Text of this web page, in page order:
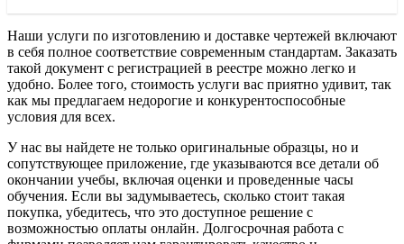
Наши услуги по изготовлению и доставке чертежей включают
в себя полное соответствие современным стандартам. Заказать
такой документ с регистрацией в реестре можно легко и
удобно. Более того, стоимость услуги вас приятно удивит, так
как мы предлагаем недорогие и конкурентоспособные
условия для всех.
У нас вы найдете не только оригинальные образцы, но и
сопутствующее приложение, где указываются все детали об
окончании учебы, включая оценки и проведенные часы
обучения. Если вы задумываетесь, сколько стоит такая
покупка, убедитесь, что это доступное решение с
возможностью оплаты онлайн. Долгосрочная работа с